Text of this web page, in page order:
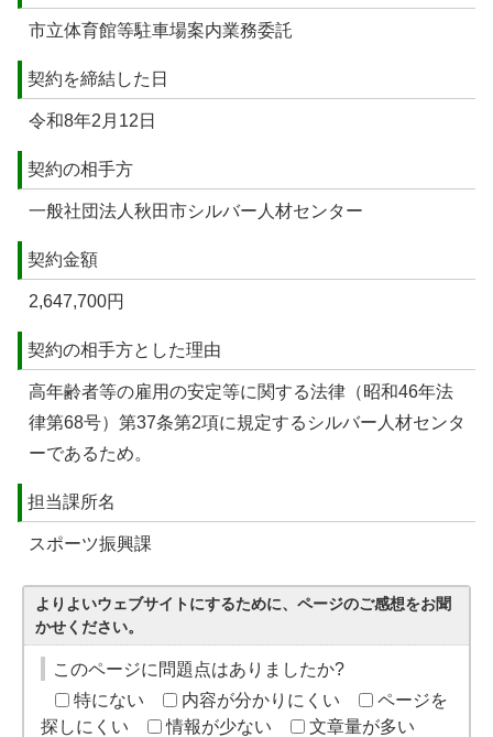
市立体育館等駐車場案内業務委託
契約を締結した日
令和8年2月12日
契約の相手方
一般社団法人秋田市シルバー人材センター
契約金額
2,647,700円
契約の相手方とした理由
高年齢者等の雇用の安定等に関する法律（昭和46年法
律第68号）第37条第2項に規定するシルバー人材センタ
ーであるため。
担当課所名
スポーツ振興課
よりよいウェブサイトにするために、ページのご感想をお聞
かせください。
このページに問題点はありましたか?
特にない
内容が分かりにくい
ページを
探しにくい
情報が少ない 文章量が多い